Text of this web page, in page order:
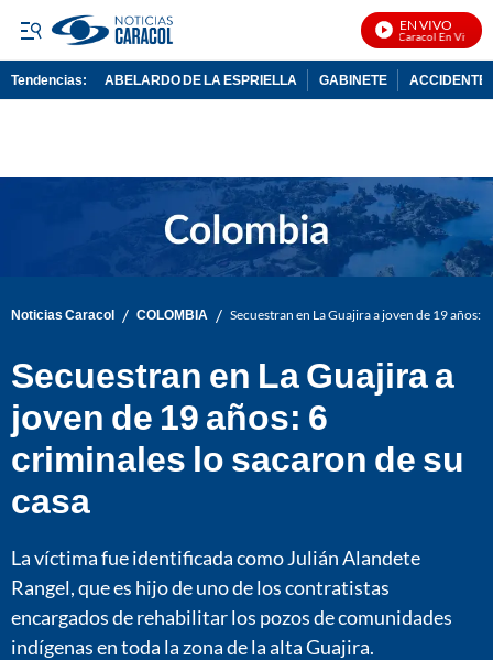
EN VIVO
Noticias Caracol En Vivo
Tendencias: ABELARDO DE LA ESPRIELLA GABINETE ACCIDENTE
Noticias Caracol / COLOMBIA / Secuestran en La Guajira a joven de 19 años:
Secuestran en La Guajira a
joven de 19 años: 6
criminales lo sacaron de su
casa
La víctima fue identificada como Julián Alandete
Rangel, que es hijo de uno de los contratistas
encargados de rehabilitar los pozos de comunidades
indígenas en toda la zona de la alta Guajira.